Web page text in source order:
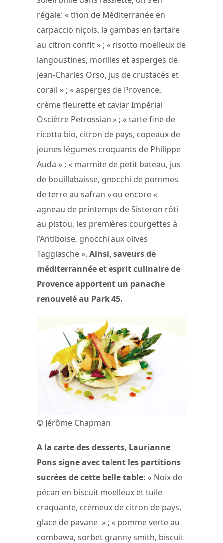
régale: « thon de Méditerranée en
carpaccio niçois, la gambas en tartare
au citron confit » ; « risotto moelleux de
langoustines, morilles et asperges de
Jean-Charles Orso, jus de crustacés et
corail » ; « asperges de Provence,
crème fleurette et caviar Impérial
Osciètre Petrossian » ; « tarte fine de
ricotta bio, citron de pays, copeaux de
jeunes légumes croquants de Philippe
Auda » ; « marmite de petit bateau, jus
de bouillabaisse, gnocchi de pommes
de terre au safran » ou encore «
agneau de printemps de Sisteron rôti
au pistou, les premières courgettes à
l’Antiboise, gnocchi aux olives
Taggiasche ». Ainsi, saveurs de
méditerrannée et esprit culinaire de
Provence apportent un panache
renouvelé au Park 45.
© Jérôme Chapman
A la carte des desserts, Laurianne
Pons signe avec talent les partitions
sucrées de cette belle table: « Noix de
pécan en biscuit moelleux et tuile
craquante, crémeux de citron de pays,
glace de pavane » ; « pomme verte au
combawa, sorbet granny smith, biscuit